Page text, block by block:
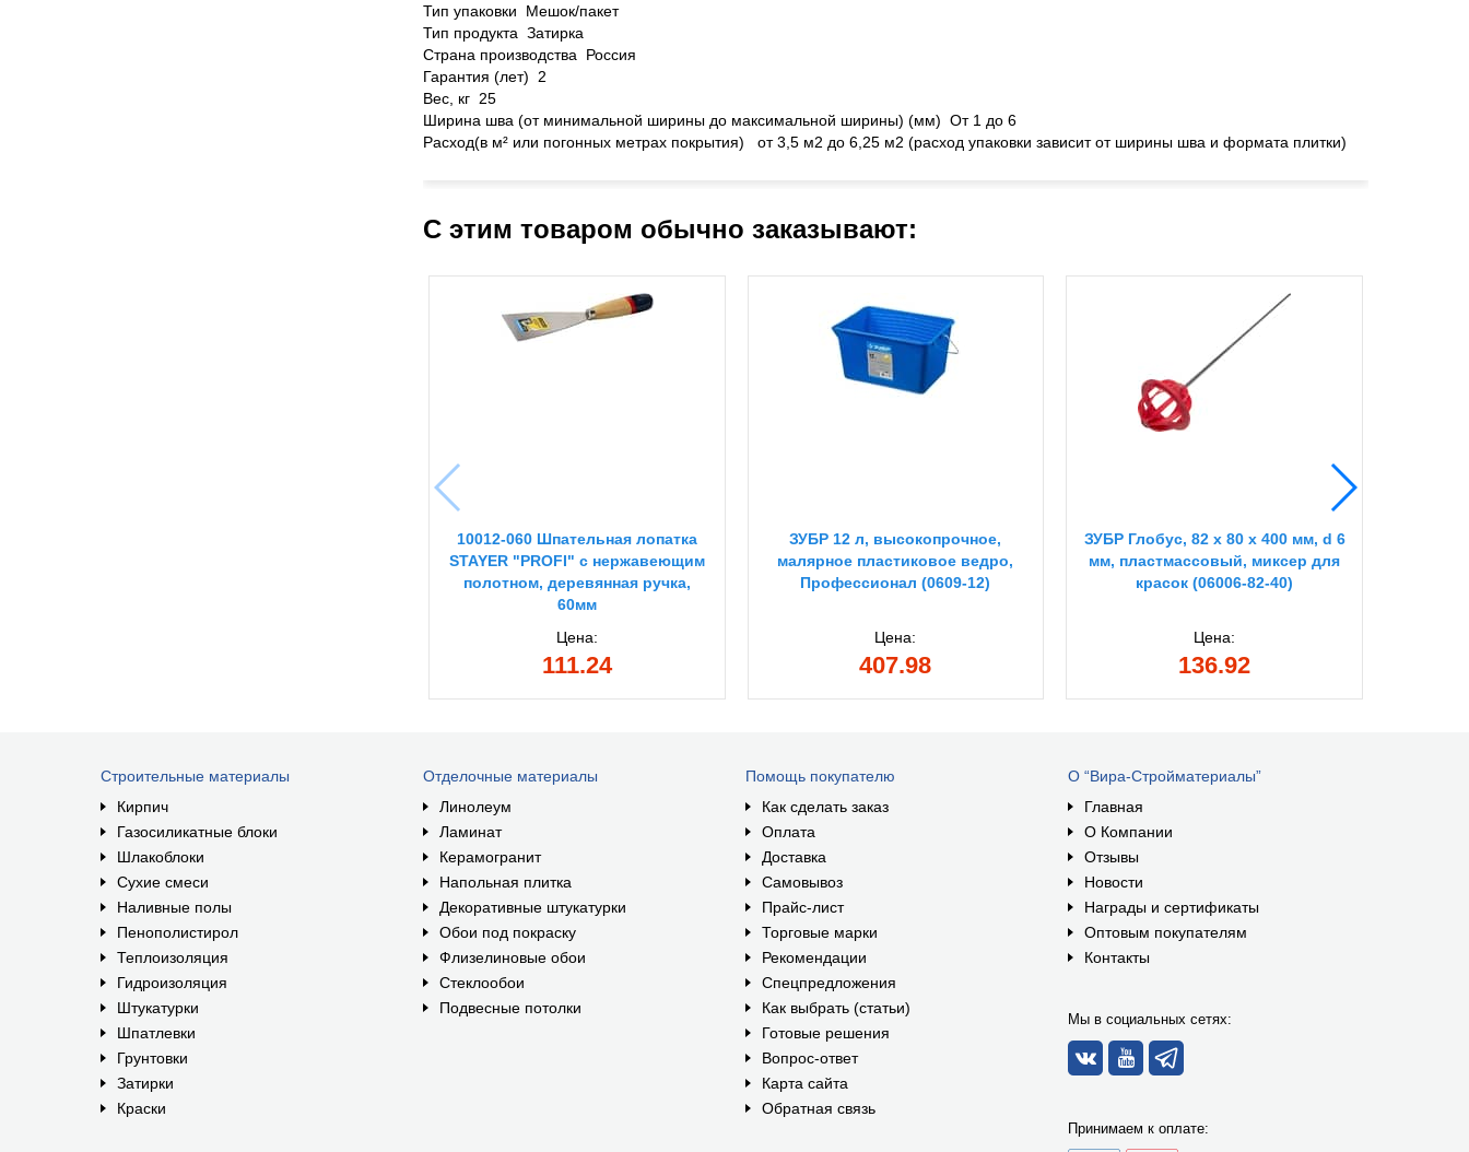
Тип упаковки Мешок/пакет
Тип продукта Затирка
Страна производства Россия
Гарантия (лет) 2
Вес, кг 25
Ширина шва (от минимальной ширины до максимальной ширины) (мм) От 1 до 6
Расход(в м² или погонных метрах покрытия) от 3,5 м2 до 6,25 м2 (расход упаковки зависит от ширины шва и формата плитки)
С этим товаром обычно заказывают:
10012-060 Шпательная лопатка
STAYER "PROFI" c нержавеющим
полотном, деревянная ручка,
60мм
Цена:
111.24
ЗУБР 12 л, высокопрочное,
малярное пластиковое ведро,
Профессионал (0609-12)
Цена:
407.98
ЗУБР Глобус, 82 х 80 х 400 мм, d 6
мм, пластмассовый, миксер для
красок (06006-82-40)
Цена:
136.92
Строительные материалы
Кирпич
Газосиликатные блоки
Шлакоблоки
Сухие смеси
Наливные полы
Пенополистирол
Теплоизоляция
Гидроизоляция
Штукатурки
Шпатлевки
Грунтовки
Затирки
Краски
Отделочные материалы
Линолеум
Ламинат
Керамогранит
Напольная плитка
Декоративные штукатурки
Обои под покраску
Флизелиновые обои
Стеклообои
Подвесные потолки
Помощь покупателю
Как сделать заказ
Оплата
Доставка
Самовывоз
Прайс-лист
Торговые марки
Рекомендации
Спецпредложения
Как выбрать (статьи)
Готовые решения
Вопрос-ответ
Карта сайта
Обратная связь
О “Вира-Стройматериалы”
Главная
О Компании
Отзывы
Новости
Награды и сертификаты
Оптовым покупателям
Контакты
Мы в социальных сетях:
Принимаем к оплате: